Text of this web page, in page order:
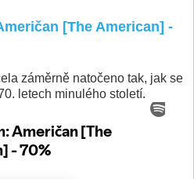
[The American] -
záměrně natočeno tak, jak se
letech minulého století.